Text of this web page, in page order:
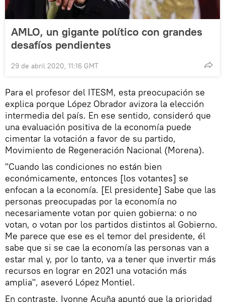
AMLO, un gigante político con grandes
desafíos pendientes
29 de abril 2020, 11:16 GMT
Para el profesor del ITESM, esta preocupación se
explica porque López Obrador avizora la elección
intermedia del país. En ese sentido, consideró que
una evaluación positiva de la economía puede
cimentar la votación a favor de su partido,
Movimiento de Regeneración Nacional (Morena).
"Cuando las condiciones no están bien
económicamente, entonces [los votantes] se
enfocan a la economía. [El presidente] Sabe que las
personas preocupadas por la economía no
necesariamente votan por quien gobierna: o no
votan, o votan por los partidos distintos al Gobierno.
Me parece que ese es el temor del presidente, él
sabe que si se cae la economía las personas van a
estar mal y, por lo tanto, va a tener que invertir más
recursos en lograr en 2021 una votación más
amplia", aseveró López Montiel.
En contraste, Ivonne Acuña apuntó que la prioridad